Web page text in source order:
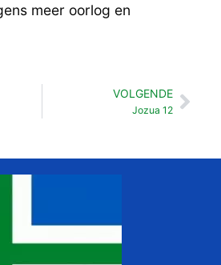
meer oorlog en
VOLGENDE
Jozua 12